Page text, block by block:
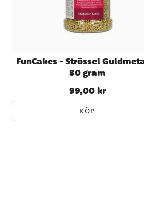
FunCakes - Strössel
80 gram
Pris:99,00 kr
99,00 kr
KÖP